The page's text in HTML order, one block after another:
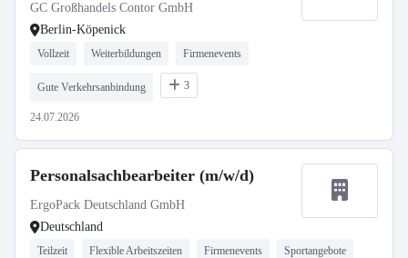
GC Großhandels Contor GmbH
Berlin-Köpenick
Vollzeit Weiterbildungen Firmenevents
Gute Verkehrsanbindung 3
24.07.2026
Personalsachbearbeiter (m/w/d)
ErgoPack Deutschland GmbH
Deutschland
Teilzeit Flexible Arbeitszeiten Firmenevents Sportangebote